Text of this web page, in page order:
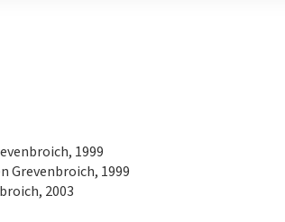
1999
Grevenbroich, 1999
2003